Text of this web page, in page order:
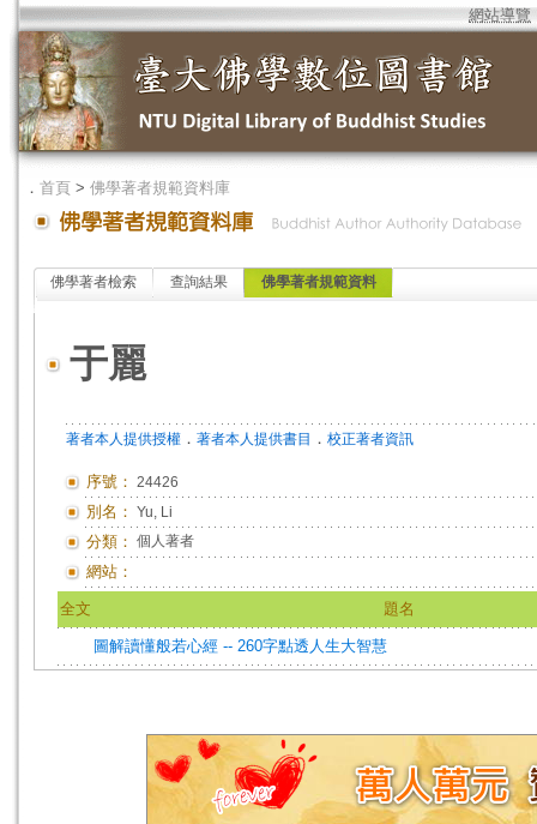
網站導覽
． 首頁 > 佛學著者規範資料庫
佛學著者檢索 查詢結果 佛學著者規範資料
于麗
著者本人提供授權 ． 著者本人提供書目 ． 校正著者資訊
序號： 24426
別名： Yu, Li
分類： 個人著者
網站：
全文 題名
圖解讀懂般若心經 -- 260字點透人生大智慧